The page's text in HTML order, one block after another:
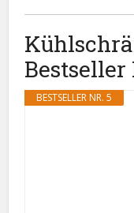
Bestseller
BESTSELLER NR. 5